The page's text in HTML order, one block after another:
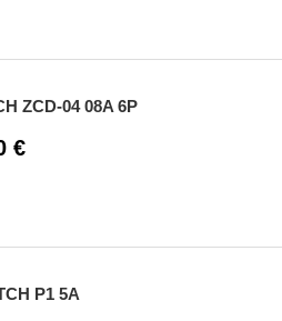
ZCD-04 08A 6P
€
P1 5A